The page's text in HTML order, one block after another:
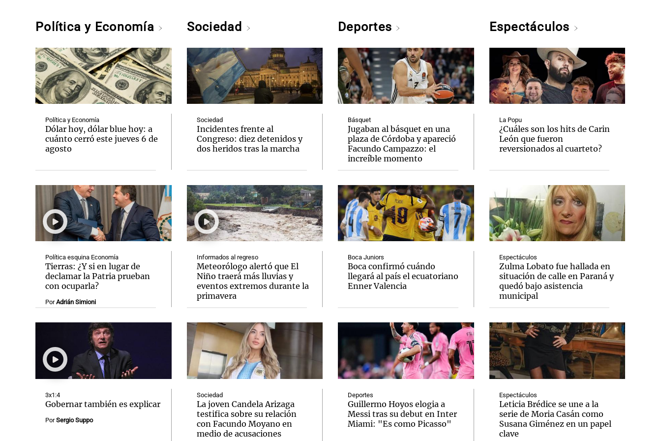
Política y Economía
Política y Economía
Dólar hoy, dólar blue hoy: a
cuánto cerró este jueves 6 de
agosto
Política esquina Economía
Tierras: ¿Y si en lugar de
declamar la Patria prueban
con ocuparla?
PorAdrián Simioni
3x1:4
Gobernar también es explicar
PorSergio Suppo
Sociedad
Sociedad
Incidentes frente al
Congreso: diez detenidos y
dos heridos tras la marcha
Informados al regreso
Meteorólogo alertó que El
Niño traerá más lluvias y
eventos extremos durante la
primavera
Sociedad
La joven Candela Arizaga
testifica sobre su relación
con Facundo Moyano en
medio de acusaciones
Deportes
Básquet
Jugaban al básquet en una
plaza de Córdoba y apareció
Facundo Campazzo: el
increíble momento
Boca Juniors
Boca confirmó cuándo
llegará al país el ecuatoriano
Enner Valencia
Deportes
Guillermo Hoyos elogia a
Messi tras su debut en Inter
Miami: "Es como Picasso"
Espectáculos
La Popu
¿Cuáles son los hits de Carin
León que fueron
reversionados al cuarteto?
Espectáculos
Zulma Lobato fue hallada en
situación de calle en Paraná y
quedó bajo asistencia
municipal
Espectáculos
Leticia Brédice se une a la
serie de Moria Casán como
Susana Giménez en un papel
clave
Notas
El huracán de Arequito Cadena 3 en Groenlandia
Notas